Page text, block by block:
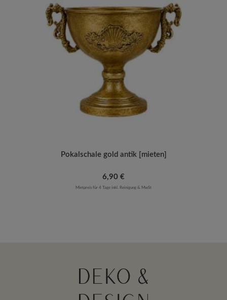
Pokalschale gold antik [mieten]
Regulärer Preis:
6,90 €
Mietpreis für 4 Tage inkl. Reinigung & MwSt